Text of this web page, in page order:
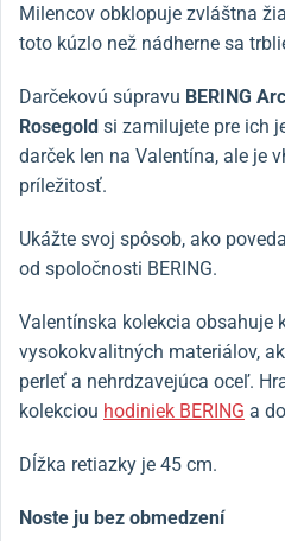
Milencov obklopuje zvláštna
toto kúzlo než nádherne sa
Darčekovú súpravu BERING
Rosegold si zamilujete pre ich
darček len na Valentína, ale je
príležitosť.
Ukážte svoj spôsob, ako
od spoločnosti BERING.
Valentínska kolekcia obsahuje
vysokokvalitných materiálov,
perleť a nehrdzavejúca oceľ.
kolekciou hodiniek BERING a
Dĺžka retiazky je 45 cm.
Noste ju bez obmedzení